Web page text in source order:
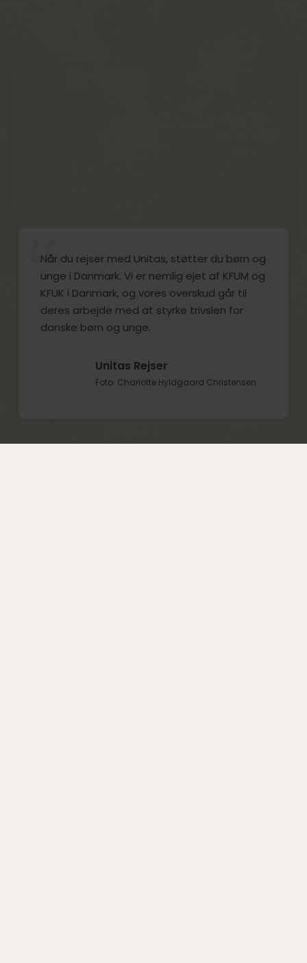
Når du rejser med Unitas, støtter du børn og
unge i Danmark. Vi er nemlig ejet af KFUM og
KFUK i Danmark, og vores overskud går til
deres arbejde med at styrke trivslen for
danske børn og unge.
Unitas Rejser
Foto: Charlotte Hyldgaard Christensen